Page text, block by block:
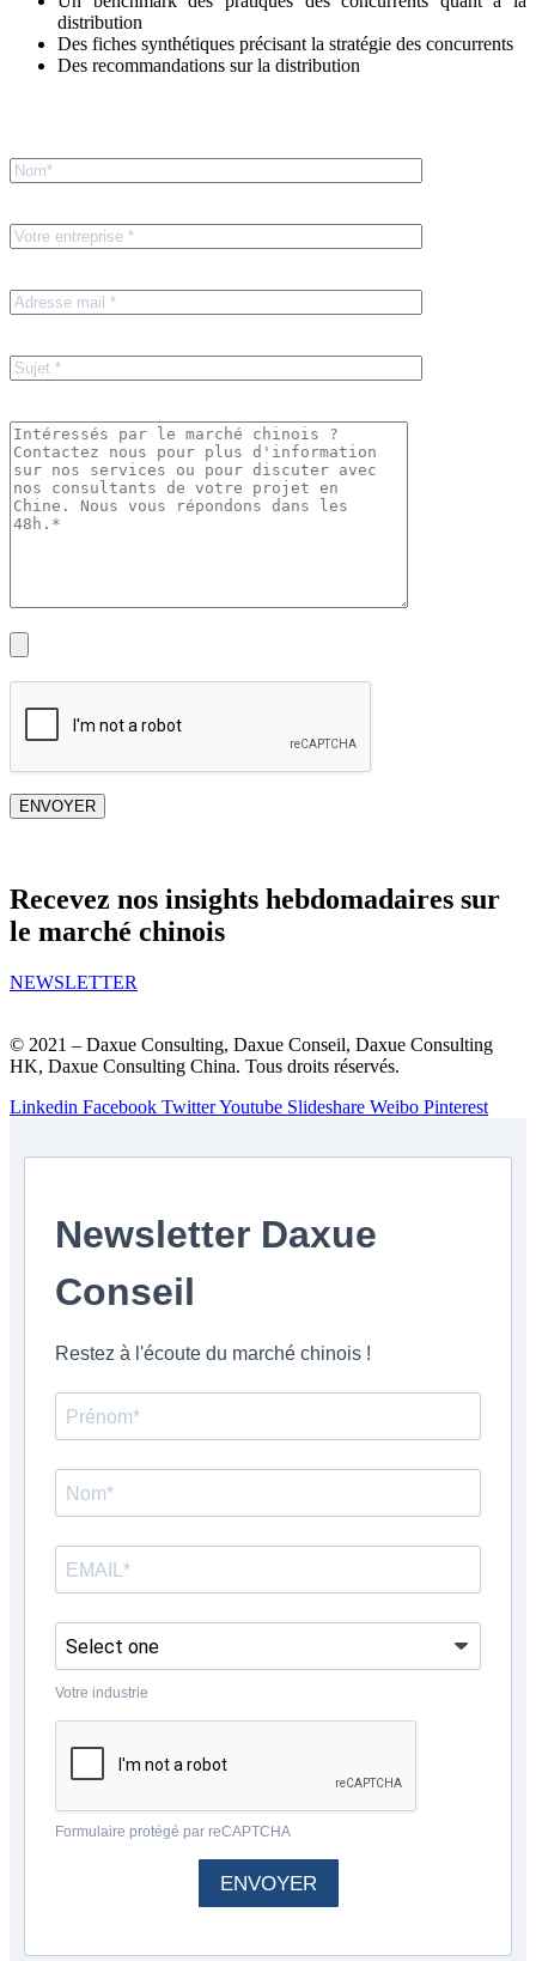
distribution
Des fiches synthétiques précisant la stratégie des concurrents
Des recommandations sur la distribution
Recevez nos insights hebdomadaires sur
le marché chinois
NEWSLETTER
© 2021 – Daxue Consulting, Daxue Conseil, Daxue Consulting
HK, Daxue Consulting China. Tous droits réservés.
Linkedin Facebook TwitterYoutube Slideshare Weibo Pinterest
Newsletter Daxue
Conseil
Restez à l'écoute du marché chinois !
Votre industrie
Formulaire protégé par reCAPTCHA
ENVOYER